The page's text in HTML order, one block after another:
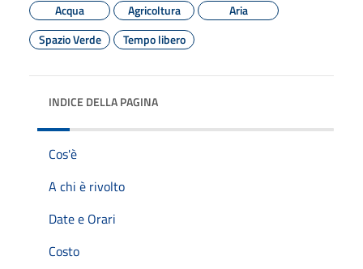
Acqua
Agricoltura
Aria
Spazio Verde
Tempo libero
INDICE DELLA PAGINA
Cos'è
A chi è rivolto
Date e Orari
Costo